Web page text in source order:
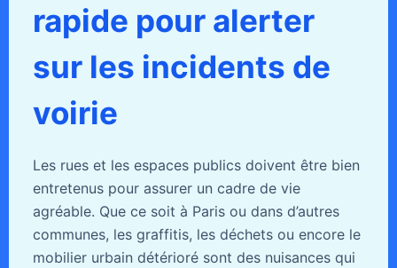
rapide pour alerter
sur les incidents de
voirie
Les rues et les espaces publics doivent être bien
entretenus pour assurer un cadre de vie
agréable. Que ce soit à Paris ou dans d’autres
communes, les graffitis, les déchets ou encore le
mobilier urbain détérioré sont des nuisances qui